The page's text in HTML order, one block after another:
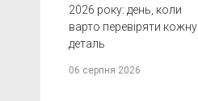
2026 року: день, коли
варто перевіряти кожну
деталь
06 серпня 2026